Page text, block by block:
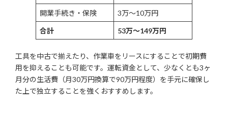
開業手続き・保険 3万〜10万円
合計 53万〜149万円
工具を中古で揃えたり、作業車をリースにすることで初期費
用を抑えることも可能です。運転資金として、少なくとも3ヶ
月分の生活費（月30万円換算で90万円程度）を手元に確保し
た上で独立することを強くおすすめします。